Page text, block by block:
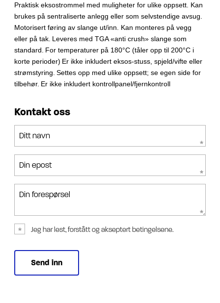
Praktisk eksostrommel med muligheter for ulike oppsett. Kan
brukes på sentraliserte anlegg eller som selvstendige avsug.
Motorisert føring av slange ut/inn. Kan monteres på vegg
eller på tak. Leveres med TGA «anti crush» slange som
standard. For temperaturer på 180°C (tåler opp til 200°C i
korte perioder) Er ikke inkludert eksos-stuss, spjeld/vifte eller
strømstyring. Settes opp med ulike oppsett; se egen side for
tilbehør. Er ikke inkludert kontrollpanel/fjernkontroll
Kontakt oss
Ditt navn
Din epost
Din forespørsel
Jeg har lest, forstått og akseptert betingelsene.